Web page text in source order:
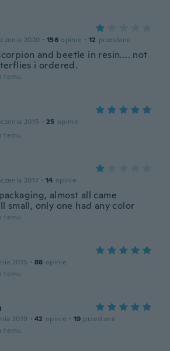
2020 · 156 opinie · 12 przesłane
and beetle in resin.... not
i ordered.
temu
2015 · 25 opinie
temu
2017 · 14 opinie
almost all came
small, only one had any color
temu
2015 · 88 opinie
temu
2019 · 42 opinie · 19 przesłane
temu